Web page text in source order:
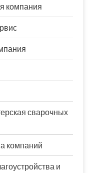
компания
сварочных
компаний
и